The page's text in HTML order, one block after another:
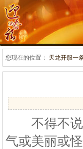
您现在的位置： 天龙开服一
不得不说
气或美丽或